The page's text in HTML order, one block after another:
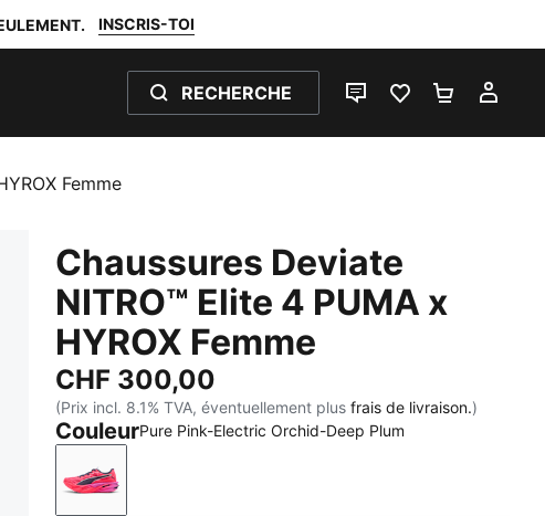
INSCRIS-TOI
RECHERCHE
LIVE CHATFAVORIS 0PANIER 0
Femme
Chaussures Deviate
NITRO™ Elite 4 PUMA x
HYROX Femme
CHF 300,00
(Prix incl. 8.1% TVA, éventuellement plusfrais de livraison.)
CouleurPure Pink-Electric Orchid-Deep Plum
Pure Pink-Electric Orchid-Deep Plum